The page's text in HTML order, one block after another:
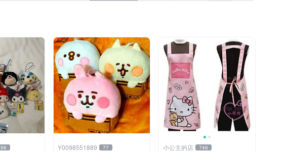
Y0098551889 77 小公主的店 746